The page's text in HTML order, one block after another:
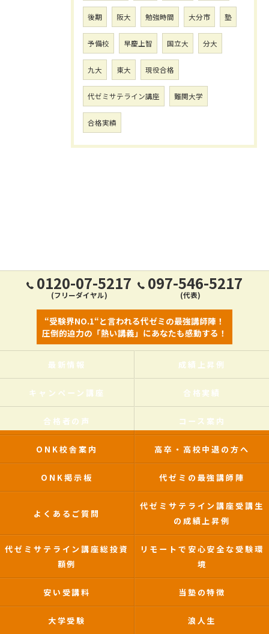
後期 阪大 勉強時間 大分市 塾
予備校 早慶上智 国立大 分大
九大 東大 現役合格
代ゼミサテライン講座 難関大学
合格実績
0120-07-5217
(フリーダイヤル)
097-546-5217
(代表)
“受験界NO.1“と言われる代ゼミの最強講師陣！
圧倒的迫力の「熱い講義」にあなたも感動する！
最新情報 成績上昇例
キャンペーン講座 合格実績
合格者の声 コース案内
ONK校舎案内 高卒・高校中退の方へ
ONK掲示板 代ゼミの最強講師陣
よくあるご質問
代ゼミサテライン講座受講生
の成績上昇例
代ゼミサテライン講座総投資
額例
リモートで安心安全な受験環
境
安い受講料 当塾の特徴
大学受験 浪人生